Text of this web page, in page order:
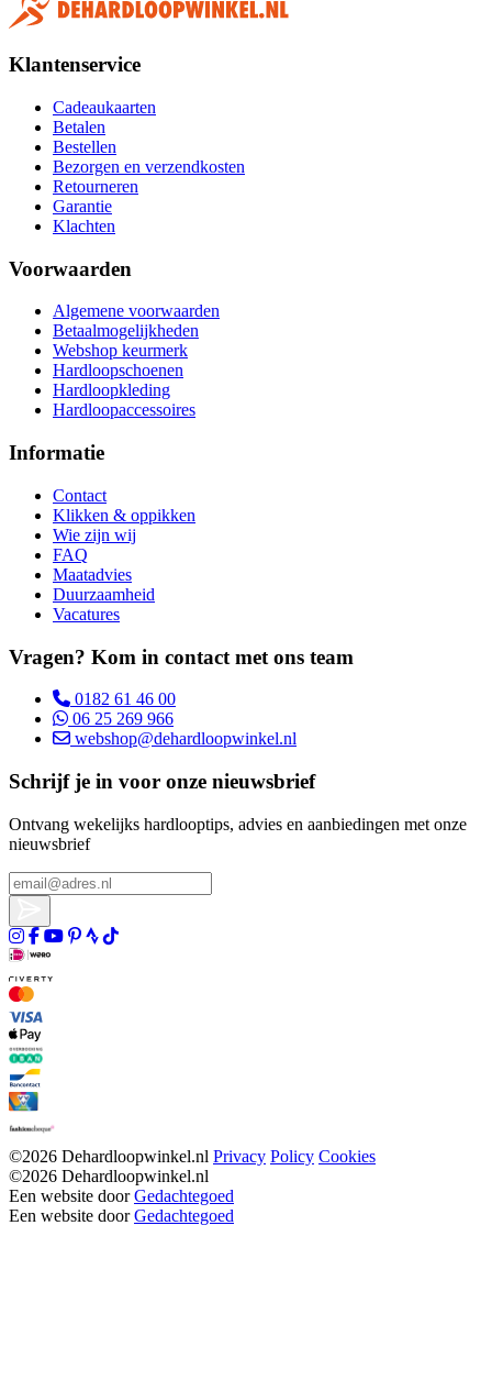
Klantenservice
Cadeaukaarten
Betalen
Bestellen
Bezorgen en verzendkosten
Retourneren
Garantie
Klachten
Voorwaarden
Algemene voorwaarden
Betaalmogelijkheden
Webshop keurmerk
Hardloopschoenen
Hardloopkleding
Hardloopaccessoires
Informatie
Contact
Klikken & oppikken
Wie zijn wij
FAQ
Maatadvies
Duurzaamheid
Vacatures
Vragen? Kom in contact met ons team
0182 61 46 00
06 25 269 966
webshop@dehardloopwinkel.nl
Schrijf je in voor onze nieuwsbrief
Ontvang wekelijks hardlooptips, advies en aanbiedingen met onze
nieuwsbrief
©2026 Dehardloopwinkel.nl Privacy Policy Cookies
©2026 Dehardloopwinkel.nl
Een website doorGedachtegoed
Een website doorGedachtegoed